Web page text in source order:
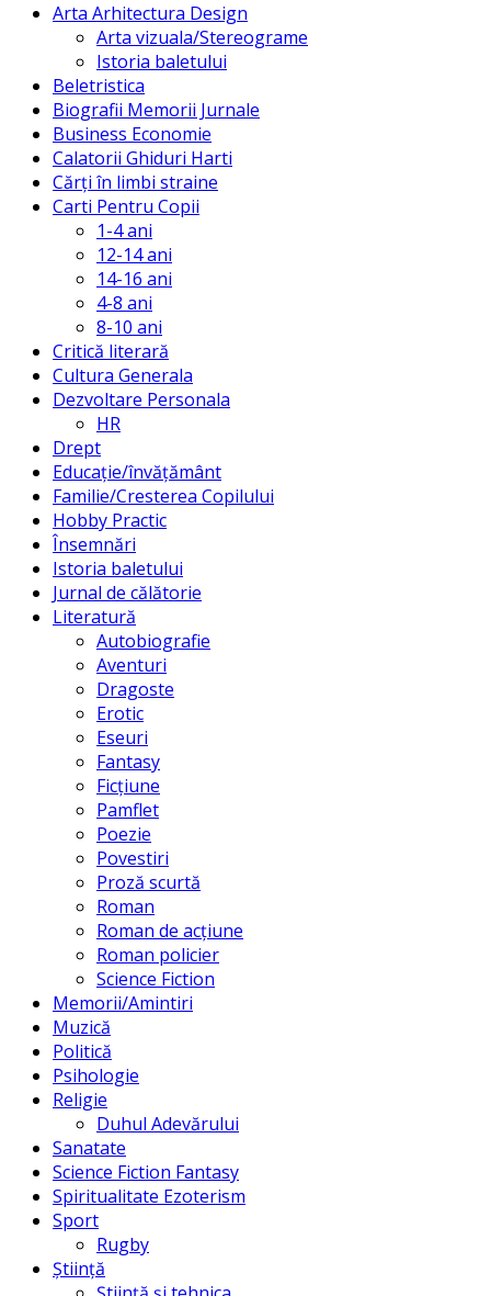
Arta Arhitectura Design
Arta vizuala/Stereograme
Istoria baletului
Beletristica
Biografii Memorii Jurnale
Business Economie
Calatorii Ghiduri Harti
Cărți în limbi straine
Carti Pentru Copii
1-4 ani
12-14 ani
14-16 ani
4-8 ani
8-10 ani
Critică literară
Cultura Generala
Dezvoltare Personala
HR
Drept
Educație/învățământ
Familie/Cresterea Copilului
Hobby Practic
Însemnări
Istoria baletului
Jurnal de călătorie
Literatură
Autobiografie
Aventuri
Dragoste
Erotic
Eseuri
Fantasy
Ficțiune
Pamflet
Poezie
Povestiri
Proză scurtă
Roman
Roman de acțiune
Roman policier
Science Fiction
Memorii/Amintiri
Muzică
Politică
Psihologie
Religie
Duhul Adevărului
Sanatate
Science Fiction Fantasy
Spiritualitate Ezoterism
Sport
Rugby
Știință